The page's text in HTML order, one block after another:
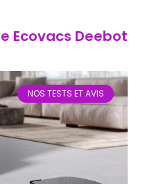
Ecovacs Deebot
NOS TESTS ET AVIS